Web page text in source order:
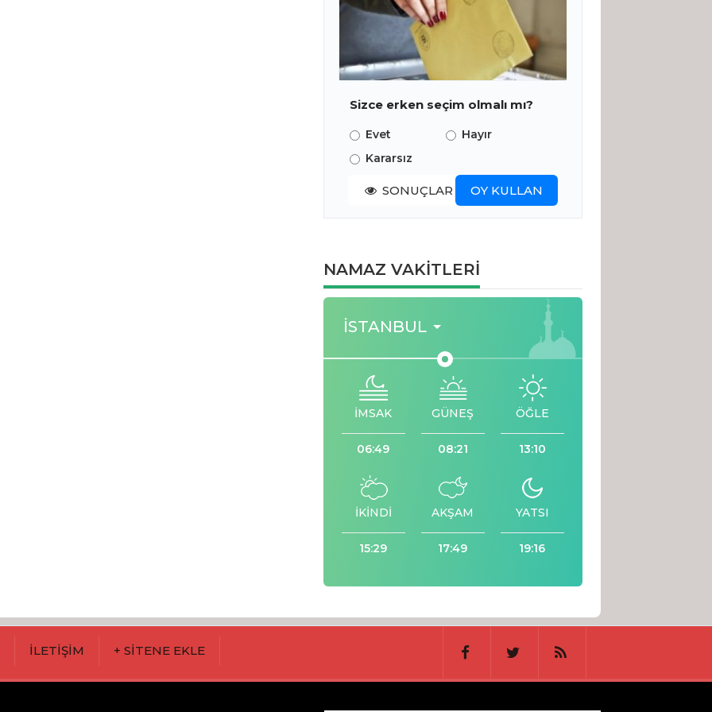
Sizce erken seçim olmalı mı?
Evet
Hayır
Kararsız
SONUÇLAR OY KULLAN
NAMAZ VAKİTLERİ
İSTANBUL
İMSAK
06:49
GÜNEŞ
08:21
ÖĞLE
13:10
İKİNDİ
15:29
AKŞAM
17:49
YATSI
19:16
İLETİŞİM + SİTENE EKLE